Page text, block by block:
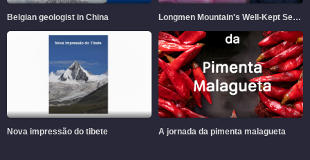
Belgian geologist in China Longmen Mountain's Well-Kept Secret
Nova impressão do tibete A jornada da pimenta malagueta